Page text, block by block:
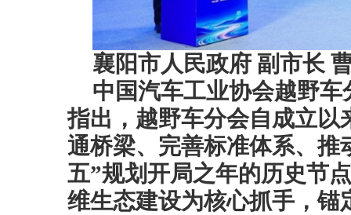
襄阳市人民政府 副市长
中国汽车工业协会越野
指出，越野车分会自成立
通桥梁、完善标准体系、推
五”规划开局之年的历史节
维生态建设为核心抓手，锚